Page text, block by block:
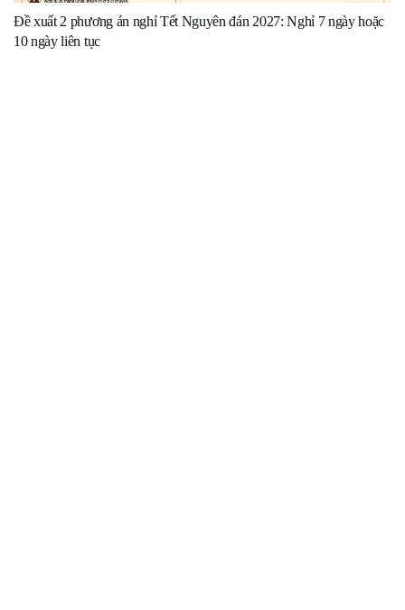
Đề xuất 2 phương án nghỉ Tết Nguyên đán 2027: Nghỉ 7 ngày hoặc
10 ngày liên tục